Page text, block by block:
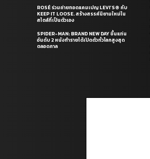
ROSÉ ร่วมถ่ายทอดแคมเปญ LEVI’S® กับ
KEEP IT LOOSE. สร้างสรรค์นิยามใหม่ใน
สไตล์ที่เป็นตัวเอง
SPIDER-MAN: BRAND NEW DAY ขึ้นแท่น
อันดับ 2 หนังทำรายได้เปิดตัวทั่วโลกสูงสุด
ตลอดกาล